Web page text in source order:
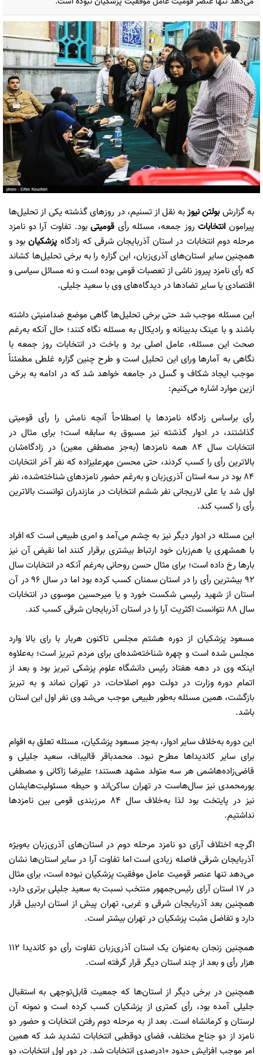
به گزارش بولتن نیوزبه نقل از تسنیم، در روزهای گذشته یکی از تحلیل‌ها
پیرامون انتخابات روز جمعه، مسئله رأی قومیتیبود. تفاوت آرا دو نامزد
مرحله دوم انتخابات در استان آذربایجان شرقی که زادگاه پزشکیان بود و
همچنین سایر استان‌های آذری‌زبان، این گزاره را به برخی تحلیل‌ها کشاند
که رأی نامزد پیروز ناشی از تعصبات قومی بوده است و نه مسائل سیاسی و
اقتصادی یا سایر تضادها در دیدگاه‌های وی با سعید جلیلی.
این مسئله موجب شد حتی برخی تحلیل‌ها گاهی موضع ضدامنیتی داشته
باشند و با عینک بدبینانه و رادیکال به مسئله نگاه کنند؛ حال آنکه به‌رغم
صحت این مسئله، عامل اصلی برد و باخت در انتخابات روز جمعه با
نگاهی به آمارها ورای این تحلیل است و طرح چنین گزاره غلطی مطمئناً
موجب ایجاد شکاف و گسل در جامعه خواهد شد که در ادامه به برخی
ازین موارد اشاره می‌کنیم:
رأی براساس زادگاه نامزدها یا اصطلاحاً آنچه نامش را رأی قومیتی
گذاشتند، در ادوار گذشته نیز مسبوق به سابقه است؛ برای مثال در
انتخابات سال 84 همه نامزدها (به‌جز مصطفی معین) در زادگاه‌شان
بالاترین رأی را کسب کردند، حتی محسن مهرعلیزاده که نفر آخر انتخابات
84 بود در سه استان آذری‌زبان و به‌رغم حضور نامزدهای شناخته‌شده، نفر
اول شد یا علی لاریجانی نفر ششم انتخابات در مازندران توانست بالاترین
رأی را کسب کند.
این مسئله در ادوار دیگر نیز به چشم می‌آمد و امری طبیعی است که افراد
با همشهری یا هم‌زبان خود ارتباط بیشتری برقرار کنند اما نقیض آن نیز
بارها رخ داده است؛ برای مثال حسن روحانی به‌رغم آنکه در انتخابات سال
92 بیشترین رأی را در استان سمنان کسب کرده بود اما در سال 96 در آن
استان از شهید رئیسی شکست خورد و یا میرحسین موسوی در انتخابات
سال 88 نتوانست اکثریت آرا را در استان آذربایجان شرقی کسب کند.
مسعود پزشکیان از دوره هشتم مجلس تاکنون هربار با رای بالا وارد
مجلس شده است و چهره شناخته‌شده‌ای برای مردم تبریز است؛ به‌علاوه
اینکه وی در دهه هفتاد رئیس دانشگاه علوم پزشکی تبریز بود و بعد از
اتمام دوره وزارت در دولت دوم اصلاحات، در تهران نماند و به تبریز
بازگشت، همین مسئله به‌طور طبیعی موجب می‌شد وی نفر اول این استان
باشد.
این دوره به‌خلاف سایر ادوار، به‌جز مسعود پزشکیان، مسئله تعلق به اقوام
برای سایر کاندیداها مطرح نبود. محمدباقر قالیباف، سعید جلیلی و
قاضی‌زاده‌هاشمی هر سه متولد مشهد هستند؛ علیرضا زاکانی و مصطفی
پورمحمدی نیز سال‌هاست در تهران ساکن‌اند و حیطه مسئولیت‌هایشان
نیز در پایتخت بود لذا به‌خلاف سال 84 مرزبندی قومی بین نامزدها
نداشتیم.
اگرچه اختلاف آرای دو نامزد مرحله دوم در استان‌های آذری‌زبان به‌ویژه
آذربایجان شرقی فاصله زیادی است اما تفاوت آرا در سایر استان‌ها نشان
می‌دهد تنها عنصر قومیت عامل موفقیت پزشکیان نبوده است، برای مثال
در 17 استان آرای رئیس‌جمهور منتخب نسبت به سعید جلیلی برتری دارد،
همچنین بعد آذربایجان شرقی و غربی، تهران پیش از استان اردبیل قرار
دارد و تفاضل مثبت پزشکیان در تهران بیشتر است.
همچنین زنجان به‌عنوان یک استان آذری‌زبان تفاوت رأی دو کاندیدا 112
هزار رأی و بعد از چند استان دیگر قرار گرفته است.
همچنین در برخی دیگر از استان‌ها که جمعیت قابل‌توجهی به استقبال
جلیلی آمده بود، رأی کمتری از پزشکیان کسب کرده است و نمونه آن
لرستان و کرمانشاه است. بعد از به مرحله دوم رفتن انتخابات و حضور دو
نامزد از دو جناح مختلف، فضای دوقطبی انتخابات تشدید شد که همین
امر موجب افزایش حدود 10درصدی انتخابات شد. در دور اول انتخابات، دو